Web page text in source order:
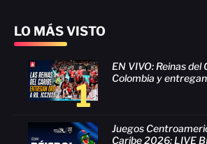
LO MÁS VISTO
1
EN VIVO: Reinas
Colombia y
Juegos
Caribe 2026: LIVE